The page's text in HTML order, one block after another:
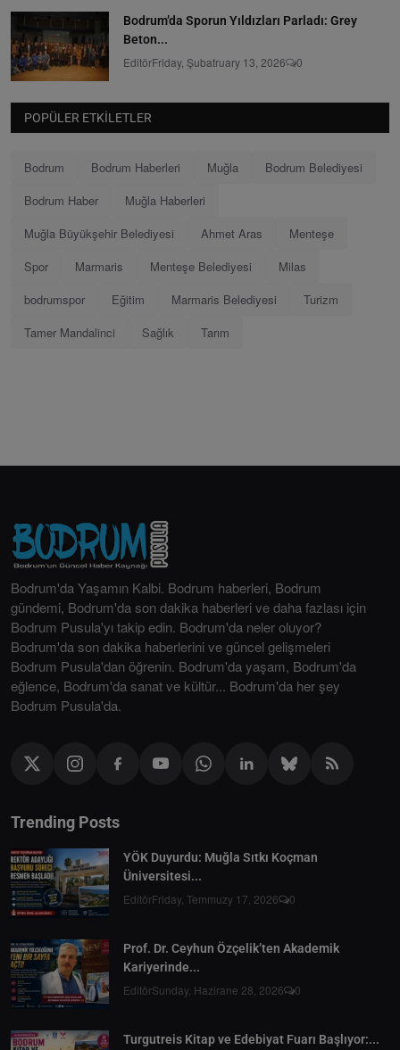
Bodrum’da Sporun Yıldızları Parladı: Grey
Beton...
EditörFriday, Şubatruary 13, 2026 0
POPÜLER ETKILETLER
Bodrum Bodrum Haberleri Muğla
Bodrum Belediyesi
Bodrum Haber
Muğla Haberleri
Muğla Büyükşehir Belediyesi
Ahmet Aras
Menteşe
Spor
Marmaris Menteşe Belediyesi
Milas
bodrumspor
Eğitim Marmaris Belediyesi
Turizm
Tamer Mandalinci
Sağlık Tarım
Bodrum'da Yaşamın Kalbi. Bodrum haberleri, Bodrum
gündemi, Bodrum'da son dakika haberleri ve daha fazlası için
Bodrum Pusula'yı takip edin. Bodrum'da neler oluyor?
Bodrum'da son dakika haberlerini ve güncel gelişmeleri
Bodrum Pusula'dan öğrenin. Bodrum'da yaşam, Bodrum'da
eğlence, Bodrum'da sanat ve kültür... Bodrum'da her şey
Bodrum Pusula'da.
Trending Posts
YÖK Duyurdu: Muğla Sıtkı Koçman
Üniversitesi...
EditörFriday, Temmuzy 17, 2026 0
Prof. Dr. Ceyhun Özçelik’ten Akademik
Kariyerinde...
EditörSunday, Hazirane 28, 2026 0
Turgutreis Kitap ve Edebiyat Fuarı Başlıyor:...